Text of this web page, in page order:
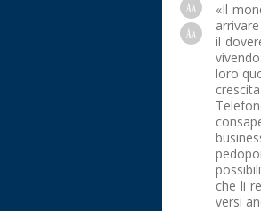
«Il
il
loro
che li
versi